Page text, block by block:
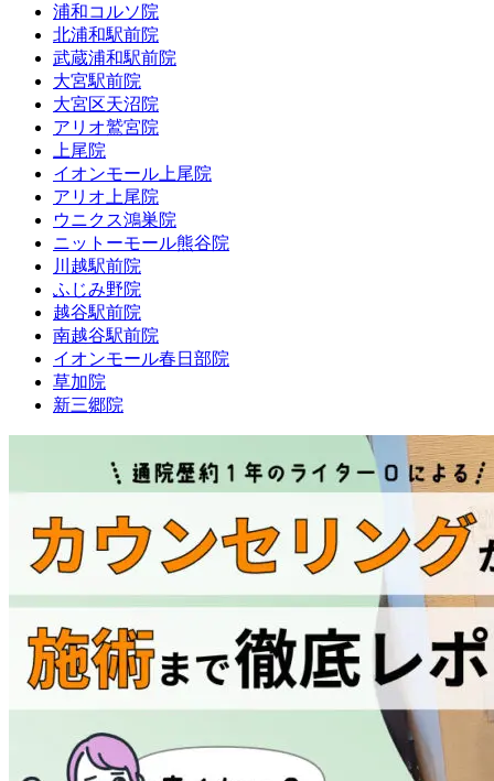
浦和コルソ院
北浦和駅前院
武蔵浦和駅前院
大宮駅前院
大宮区天沼院
アリオ鷲宮院
上尾院
イオンモール上尾院
アリオ上尾院
ウニクス鴻巣院
ニットーモール熊谷院
川越駅前院
ふじみ野院
越谷駅前院
南越谷駅前院
イオンモール春日部院
草加院
新三郷院